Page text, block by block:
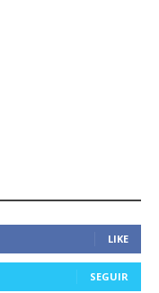
LIKE
SEGUIR